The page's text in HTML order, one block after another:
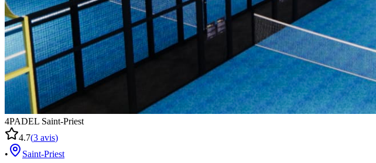
4PADEL Saint-Priest
4.7(3 avis)
•
Saint-Priest